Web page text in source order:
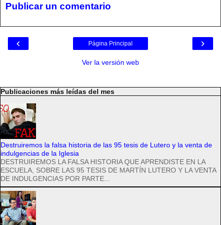
Publicar un comentario
‹ ›
Página Principal
Ver la versión web
Publicaciones más leídas del mes
Destruiremos la falsa historia de las 95 tesis de Lutero y la venta de
indulgencias de la Iglesia
DESTRUIREMOS LA FALSA HISTORIA QUE APRENDISTE EN LA
ESCUELA, SOBRE LAS 95 TESIS DE MARTÍN LUTERO Y LA VENTA
DE INDULGENCIAS POR PARTE...